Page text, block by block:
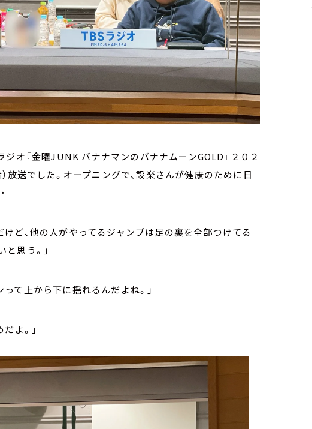
オ『金曜JUNK バナナマンのバナナムーンGOLD』２０２
放送でした。オープニングで、設楽さんが健康のために日
ど、他の人がやってるジャンプは足の裏を全部つけてる
思う。」
て上から下に揺れるんだよね。」
よ。」